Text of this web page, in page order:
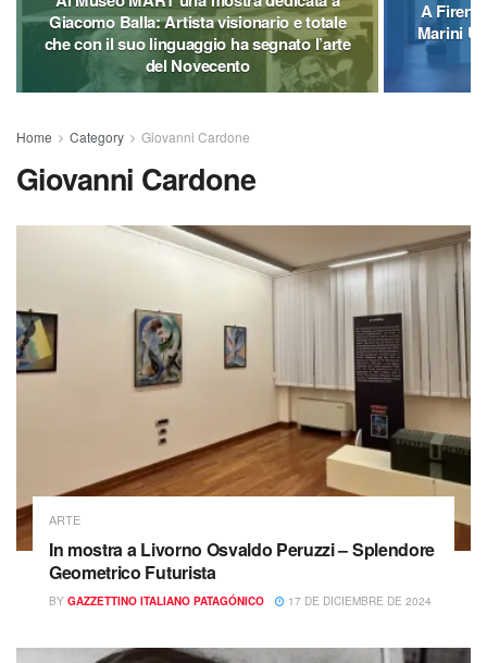
Giacomo Balla: Artista visionario e totale
che con il suo linguaggio ha segnato l’arte
del Novecento
A
Marini
Home Category Giovanni Cardone
Giovanni Cardone
ARTE
In mostra a Livorno Osvaldo Peruzzi – Splendore
Geometrico Futurista
BY GAZZETTINO ITALIANO PATAGÓNICO 17 DE DICIEMBRE DE 2024